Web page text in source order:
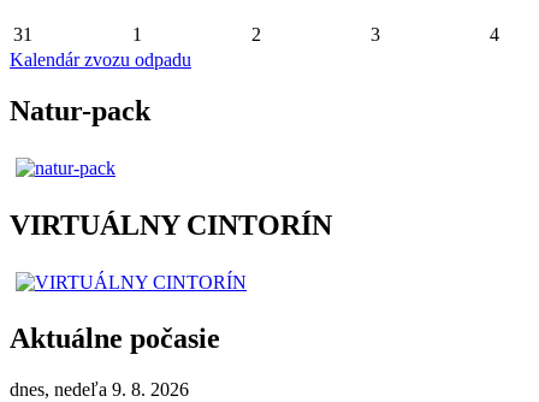
31 1 2 3
4
Kalendár zvozu odpadu
Natur-pack
VIRTUÁLNY CINTORÍN
Aktuálne počasie
dnes, nedeľa 9. 8. 2026